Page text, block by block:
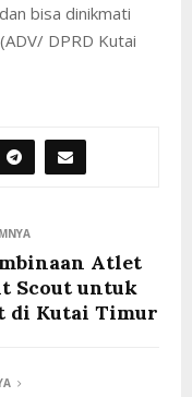
bisa dinikmati
DPRD Kutai
Atlet
Scout untuk
di Kutai Timur